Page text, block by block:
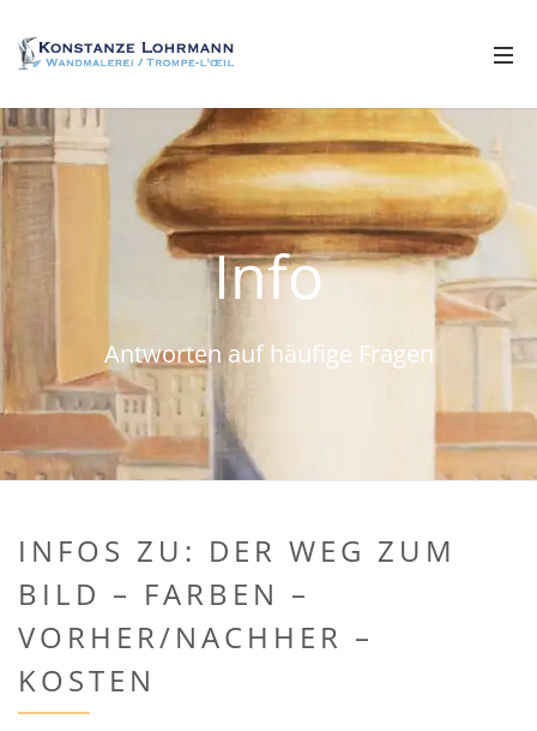
Info
Antworten auf häufige Fragen
INFOS ZU: DER WEG ZUM
BILD – FARBEN –
VORHER/NACHHER –
KOSTEN